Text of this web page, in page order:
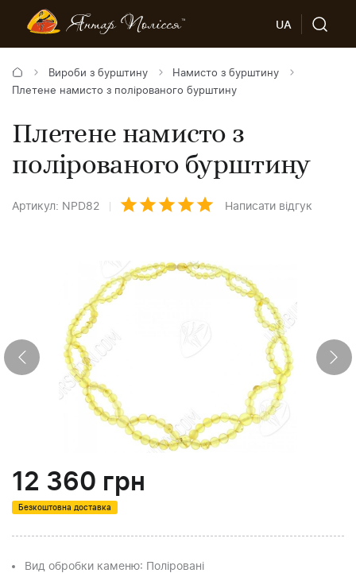
UA
Вироби з бурштину
Намисто з бурштину
Плетене намисто з полірованого бурштину
Плетене намисто з
полірованого бурштину
Артикул: NPD82 Написати відгук
12 360 грн
Безкоштовна доставка
Вид обробки каменю: Поліровані